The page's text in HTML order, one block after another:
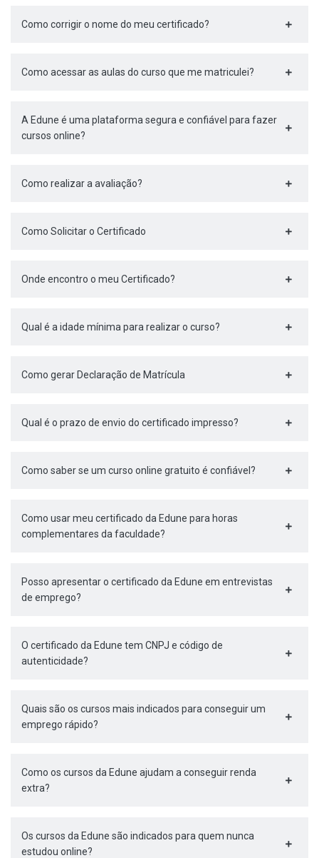
Como corrigir o nome do meu certificado?
Como acessar as aulas do curso que me matriculei?
A Edune é uma plataforma segura e confiável para fazer
cursos online?
Como realizar a avaliação?
Como Solicitar o Certificado
Onde encontro o meu Certificado?
Qual é a idade mínima para realizar o curso?
Como gerar Declaração de Matrícula
Qual é o prazo de envio do certificado impresso?
Como saber se um curso online gratuito é confiável?
Como usar meu certificado da Edune para horas
complementares da faculdade?
Posso apresentar o certificado da Edune em entrevistas
de emprego?
O certificado da Edune tem CNPJ e código de
autenticidade?
Quais são os cursos mais indicados para conseguir um
emprego rápido?
Como os cursos da Edune ajudam a conseguir renda
extra?
Os cursos da Edune são indicados para quem nunca
estudou online?